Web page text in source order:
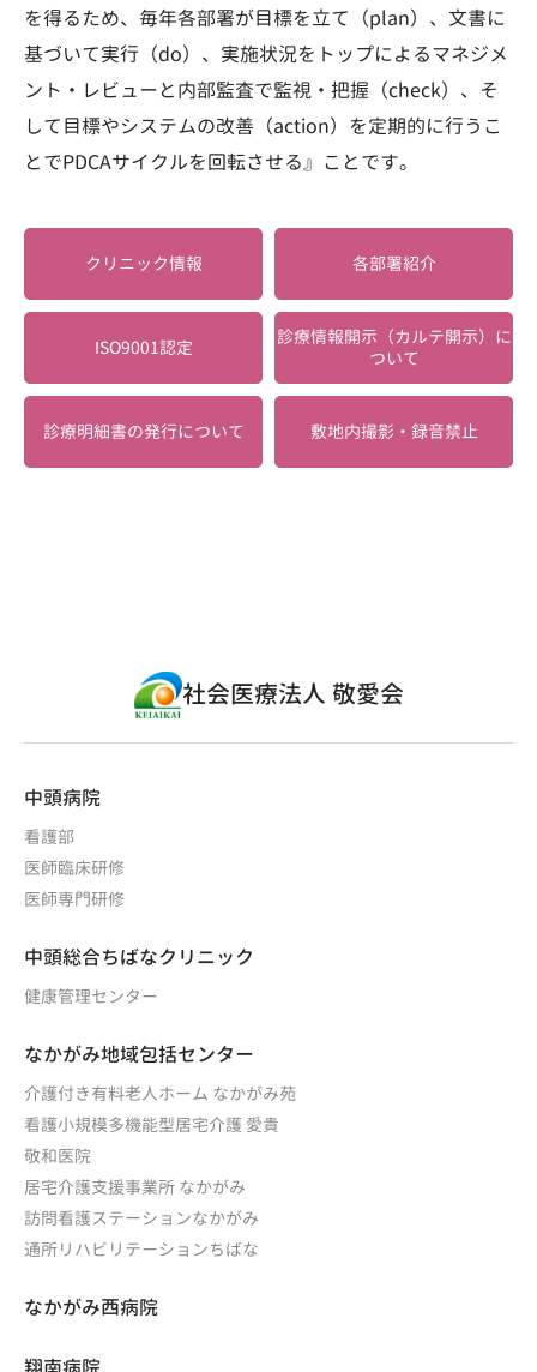
を得るため、毎年各部署が目標を立て（plan）、文書に
基づいて実行（do）、実施状況をトップによるマネジメ
ント・レビューと内部監査で監視・把握（check）、そ
して目標やシステムの改善（action）を定期的に行うこ
とでPDCAサイクルを回転させる』ことです。
クリニック情報 各部署紹介
ISO9001認定
診療情報開示（カルテ開示）に
ついて
診療明細書の発行について 敷地内撮影・録音禁止
社会医療法人 敬愛会
中頭病院
看護部
医師臨床研修
医師専門研修
中頭総合ちばなクリニック
健康管理センター
なかがみ地域包括センター
介護付き有料老人ホーム なかがみ苑
看護小規模多機能型居宅介護 愛貴
敬和医院
居宅介護支援事業所 なかがみ
訪問看護ステーションなかがみ
通所リハビリテーションちばな
なかがみ西病院